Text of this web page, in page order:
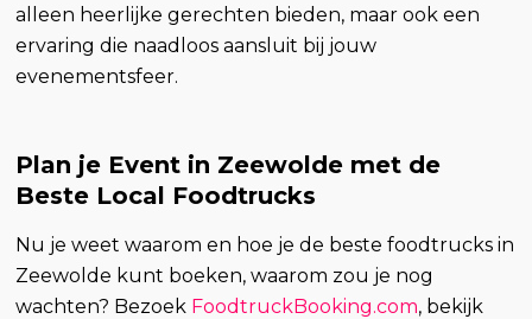
alleen heerlijke gerechten bieden, maar ook een
ervaring die naadloos aansluit bij jouw
evenementsfeer.
Plan je Event in Zeewolde met de
Beste Local Foodtrucks
Nu je weet waarom en hoe je de beste foodtrucks in
Zeewolde kunt boeken, waarom zou je nog
wachten? Bezoek FoodtruckBooking.com, bekijk